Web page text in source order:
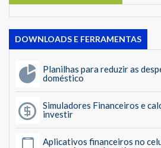
DOWNLOADS E FERRAMENTAS
Planilhas para reduzir as
doméstico
Simuladores Financeiros e
investir
Aplicativos financeiros no